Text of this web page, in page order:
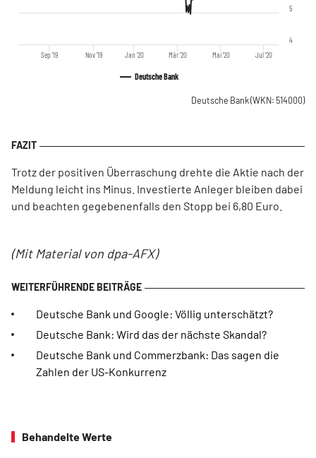
Deutsche Bank
Sep '19 Nov '19 Jan '20 Mär '20 Mai '20 Jul '20
4
5
Deutsche Bank(WKN: 514000)
Trotz der positiven Überraschung drehte die Aktie nach der
Meldung leicht ins Minus. Investierte Anleger bleiben dabei
und beachten gegebenenfalls den Stopp bei 6,80 Euro.
(Mit Material von dpa-AFX)
Deutsche Bank und Google: Völlig unterschätzt?
Deutsche Bank: Wird das der nächste Skandal?
Deutsche Bank und Commerzbank: Das sagen die
Zahlen der US-Konkurrenz
Behandelte Werte